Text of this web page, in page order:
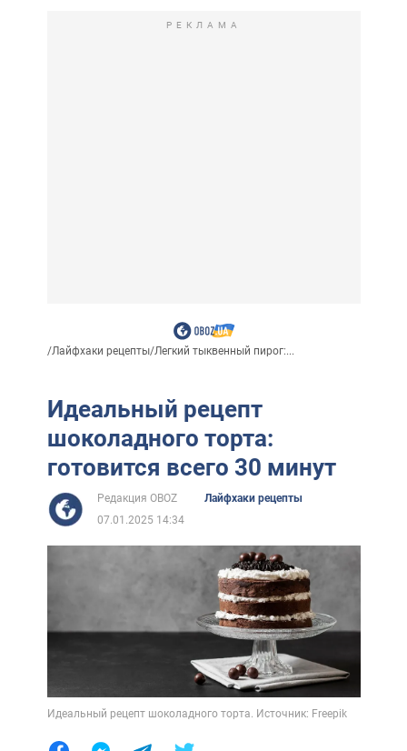
РЕКЛАМА
/Лайфхаки рецепты/Легкий тыквенный пирог:...
Идеальный рецепт
шоколадного торта:
готовится всего 30 минут
Редакция OBOZ
Лайфхаки рецепты
07.01.2025 14:34
Идеальный рецепт шоколадного торта. Источник: Freepik